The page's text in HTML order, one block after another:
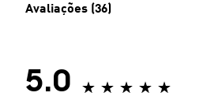
Avaliações (36)
5.0